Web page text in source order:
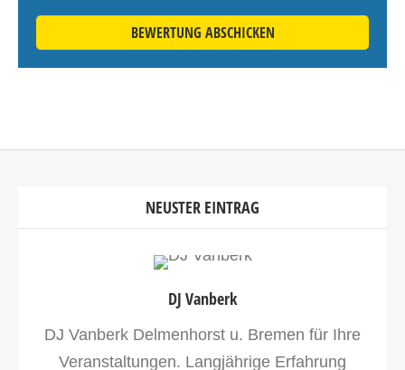
BEWERTUNG ABSCHICKEN
NEUSTER EINTRAG
DJ Vanberk
DJ Vanberk Delmenhorst u. Bremen für Ihre
Veranstaltungen. Langjährige Erfahrung